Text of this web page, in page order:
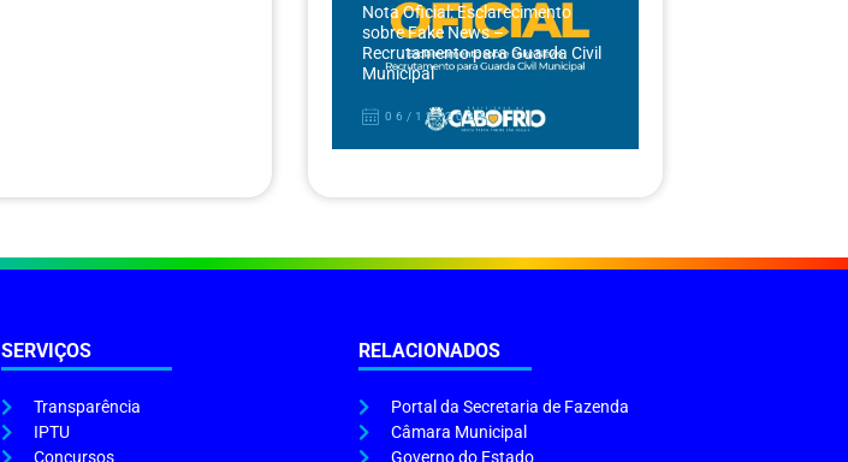
Nota Oficial: Esclarecimento
sobre Fake News –
Recrutamento para Guarda Civil
Municipal
06/12/2024
SERVIÇOS
Transparência
IPTU
Concursos
RELACIONADOS
Portal da Secretaria de Fazenda
Câmara Municipal
Governo do Estado